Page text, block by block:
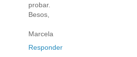
probar.
Besos,
Marcela
Responder